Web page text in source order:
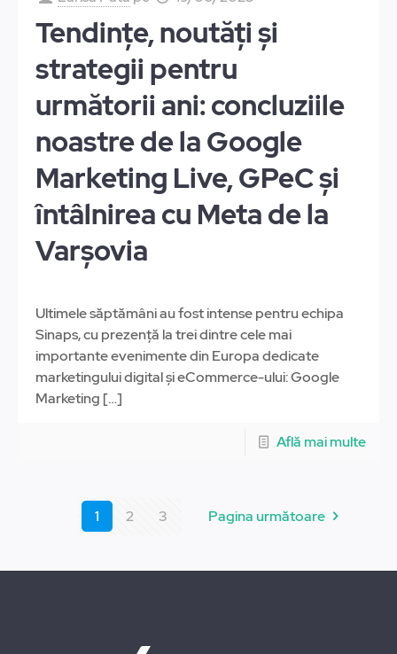
Tendințe, noutăți și
strategii pentru
următorii ani: concluziile
noastre de la Google
Marketing Live, GPeC și
întâlnirea cu Meta de la
Varșovia
Ultimele săptămâni au fost intense pentru echipa
Sinaps, cu prezență la trei dintre cele mai
importante evenimente din Europa dedicate
marketingului digital și eCommerce-ului: Google
Marketing […]
Află mai multe
1 2 3 Pagina următoare